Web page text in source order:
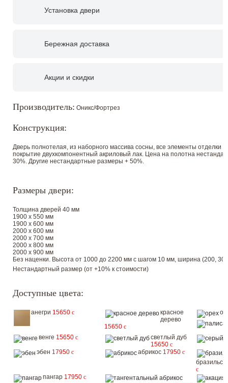
Установка двери
Бережная доставка
Акции и скидки
Производитель: Оникс/Фортрез
Конструкция:
Дверь полнотелая, из наборного массива сосны, все элементы отделки
покрытие двухкомпонентный акриловый лак. Цена на полотна
30%. Другие нестандартные размеры + 50%.
Размеры двери:
Толщина дверей 40 мм
1900 х 550 мм
1900 х 600 мм
2000 х 600 мм
2000 х 700 мм
2000 х 800 мм
2000 х 900 мм
Без наценки. Высота от 1000 до 2200 мм с шагом 10 мм, ширина (200,
Нестандартный размер (от +10% к стоимости)
Доступные цвета:
анегри 15650 c
красное
дерево
15650 c
венге 15650 c
светлый дуб
15650 c
эбен 17950 c абрикос 17950 c
c
пангар 17950 c